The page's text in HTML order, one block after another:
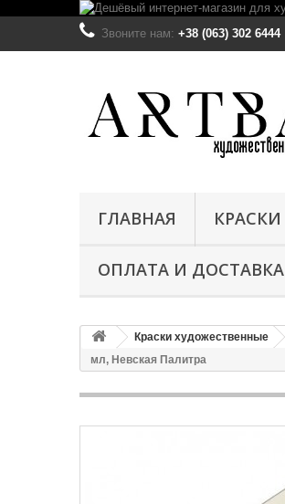
Звоните нам: +38 (063) 302 6444
ГЛАВНАЯ КРАСКИ
ОПЛАТА И ДОСТАВКА
Краски художественные
мл, Невская Палитра